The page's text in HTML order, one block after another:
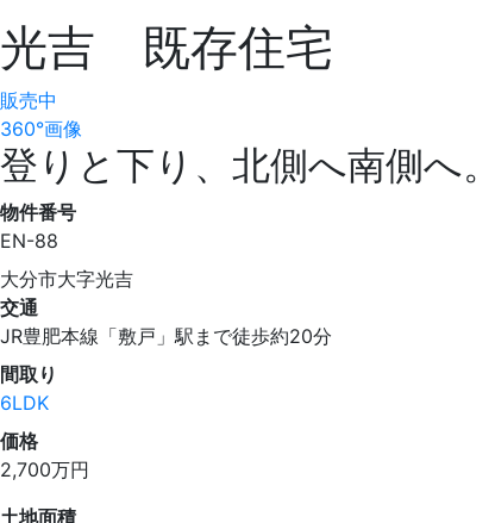
光吉 既存住宅
販売中
360°画像
登りと下り、北側へ南側へ。
物件番号
EN-88
大分市大字光吉
交通
JR豊肥本線「敷戸」駅まで徒歩約20分
間取り
6LDK
価格
2,700万円
土地面積